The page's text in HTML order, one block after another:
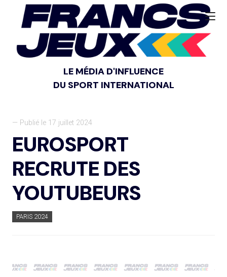
LE MÉDIA D'INFLUENCE
DU SPORT INTERNATIONAL
— Publié le 17 juillet 2024
EUROSPORT
RECRUTE DES
YOUTUBEURS
PARIS 2024